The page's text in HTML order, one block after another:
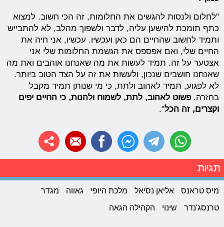
"לחלום ולנסות להגשים את החלומות, זה הכי חשוב. למצוא
כתף תומכת להישען עליה, לדבר ולשפוך מהלב, לא להתבייש
ותמיד לחשוב שהחיים הם כאן ועכשיו. עכשיו, אני חיה את
החיים שלי, ואם אפספס את הגשמת החלומות שלי אני
אצטער על זה. תמיד לעשות את מה שאנחנו אוהבים ואת מה
שאנחנו חושבים שנכון, ולעשות את זה על הצד הטוב ביותר.
לא לפגוע, תמיד לאהוב ולתת, כי מי שנותן תמיד מקבל
בחזרה.פשוט לאהוב, לתת, לשמוח ולהנות, כי החיים יפים
וקצרים, זה הכל".
תגיות
מיס טראנס אליאן נסיאל מלכת היופי גאווה
מגדר
טרנסג'נדר
שינוי הקהילה הגאה